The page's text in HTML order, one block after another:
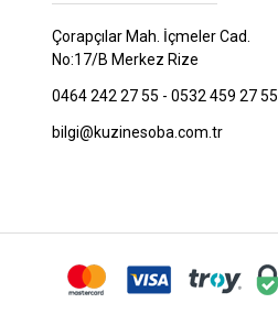
Çorapçılar Mah. İçmeler Cad.
No:17/B Merkez Rize
0464 242 27 55 - 0532 459 27 55
bilgi@kuzinesoba.com.tr